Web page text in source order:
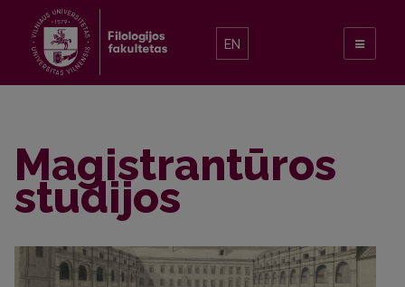
EN
Magistrantūros
studijos